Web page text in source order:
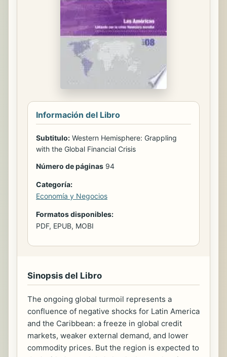
Información del Libro
Subtitulo: Western Hemisphere: Grappling
with the Global Financial Crisis
Número de páginas 94
Categoría:
Economía y Negocios
Formatos disponibles:
PDF, EPUB, MOBI
Sinopsis del Libro
The ongoing global turmoil represents a
confluence of negative shocks for Latin America
and the Caribbean: a freeze in global credit
markets, weaker external demand, and lower
commodity prices. But the region is expected to